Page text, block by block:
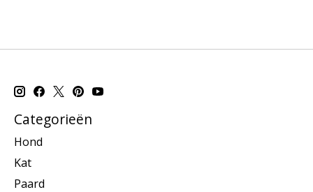
Categorieën
Hond
Kat
Paard